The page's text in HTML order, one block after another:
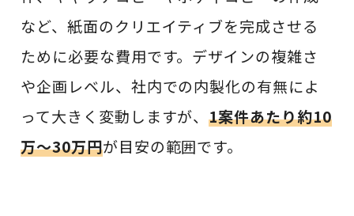
など、紙面のクリエイティブを完成させる
ために必要な費用です。デザインの複雑さ
や企画レベル、社内での内製化の有無によ
って大きく変動しますが、1案件あたり約10
万〜30万円が目安の範囲です。